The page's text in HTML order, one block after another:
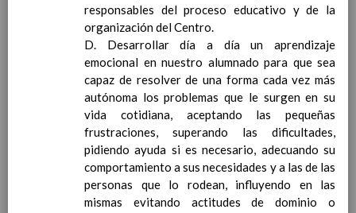
ConcreciÃ³n curricular
para la etapa. Perfiles de
Ã¡rea y de
competencias
En revisiÃ³n
Valores y temas transversales a
desarrollar
MetodologÃ­a
Principios generales
metodolÃ³gicos
MetodologÃ­a especÃ­fica de
cada Ã¡rea a seguir
responsables del proceso educativo y de la
organización del Centro.
D. Desarrollar día a día un aprendizaje
emocional en nuestro alumnado para que sea
capaz de resolver de una forma cada vez más
autónoma los problemas que le surgen en su
vida cotidiana, aceptando las pequeñas
frustraciones, superando las dificultades,
pidiendo ayuda si es necesario, adecuando su
comportamiento a sus necesidades y a las de las
personas que lo rodean, influyendo en las
mismas evitando actitudes de dominio o